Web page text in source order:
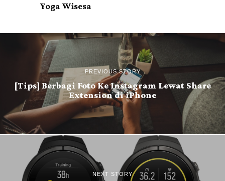
Yoga Wisesa
PREVIOUS STORY
[Tips] Berbagi Foto Ke Instagram Lewat Share
Extension di iPhone
NEXT STORY